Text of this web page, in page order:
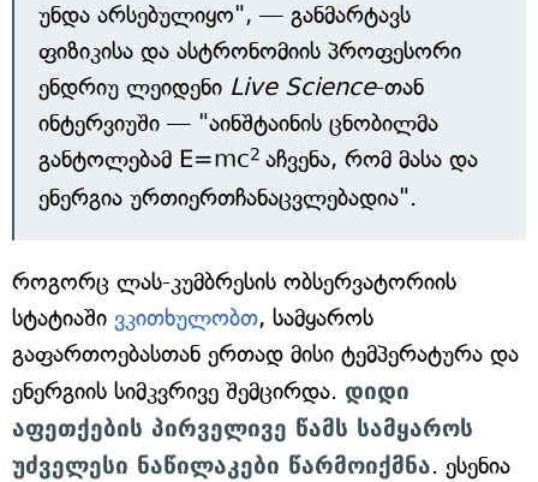
უნდა არსებულიყო", — განმარტავს
ფიზიკისა და ასტრონომიის პროფესორი
ენდრიუ ლეიდენი Live Science-თან
ინტერვიუში — "აინშტაინის ცნობილმა
განტოლებამ E=mc2 აჩვენა, რომ მასა და
ენერგია ურთიერთჩანაცვლებადია".
როგორც ლას-კუმბრესის ობსერვატორიის
სტატიაში ვკითხულობთ, სამყაროს
გაფართოებასთან ერთად მისი ტემპერატურა და
ენერგიის სიმკვრივე შემცირდა. დიდი
აფეთქების პირველივე წამს სამყაროს
უძველესი ნაწილაკები წარმოიქმნა. ესენია